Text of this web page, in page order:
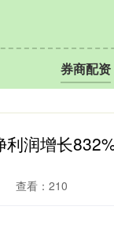
券商配资
利润增长
查看：210